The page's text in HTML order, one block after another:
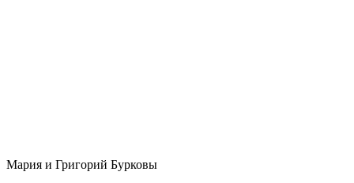
Мария и Григорий Бурковы